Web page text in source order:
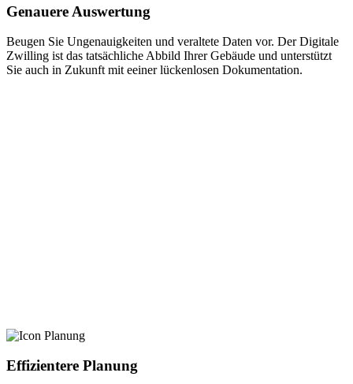
Genauere Auswertung
Beugen Sie Ungenauigkeiten und veraltete Daten vor. Der Digitale
Zwilling ist das tatsächliche Abbild Ihrer Gebäude und unterstützt
Sie auch in Zukunft mit eeiner lückenlosen Dokumentation.
Effizientere Planung